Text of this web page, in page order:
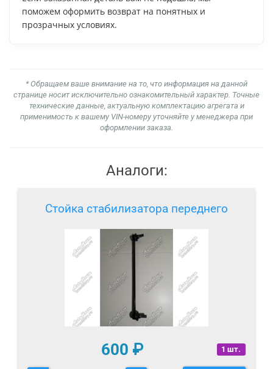
поможем оформить возврат на понятных и
прозрачных условиях.
* Обращаем ваше внимание на то, что информация на данной
странице носит исключительно ознакомительный характер. Точные
технические данные, актуальную комплектацию агрегата и
применимость к вашему VIN-номеру уточняйте у менеджера при
оформлении заказа.
Аналоги:
Стойка стабилизатора переднего
1 шт.
600 ₽